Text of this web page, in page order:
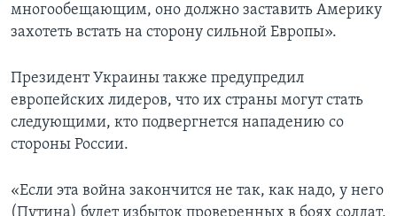
многообещающим, оно должно заставить Америку
захотеть встать на сторону сильной Европы».
Президент Украины также предупредил
европейских лидеров, что их страны могут стать
следующими, кто подвергнется нападению со
стороны России.
«Если эта война закончится не так, как надо, у него